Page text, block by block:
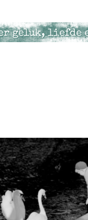
geluk, liefde